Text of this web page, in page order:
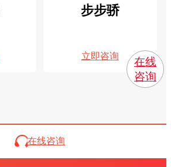
步步骄
立即咨询
在线咨询
在线
咨询